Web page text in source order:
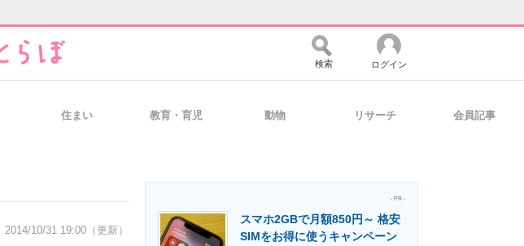
経営リーダーのコミュニティ マーケ×ITの今がよく分かる
検索 ログイン
住まい 教育・育児 動物 リサーチ 会員記事
2014/10/31 19:00（更新）
- PR -
スマホ2GBで月額850円～ 格安
SIMをお得に使うキャンペーン